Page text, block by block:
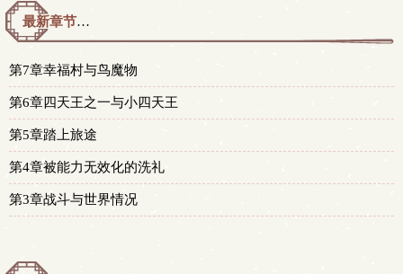
最新章节预览 更新时间：2016-06-26T15:26:11
第7章幸福村与鸟魔物
第6章四天王之一与小四天王
第5章踏上旅途
第4章被能力无效化的洗礼
第3章战斗与世界情况